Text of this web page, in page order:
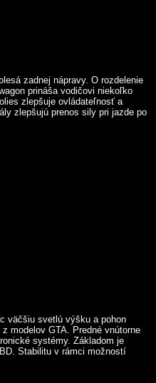
zadnej nápravy. O rozdelenie
prináša vodičovi niekoľko
zlepšuje ovládateľnosť a
zlepšujú prenos sily pri jazde po
väčšiu svetlú výšku a pohon
modelov GTA. Predné vnútorne
systémy. Základom je
Stabilitu v rámci možností